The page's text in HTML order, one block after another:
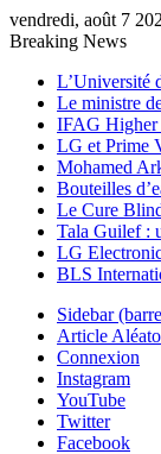
vendredi, août 7
Breaking News
L’Université
Le ministre
IFAG Higher
LG et Prime
Mohamed
Bouteilles
Le Cure
Tala Guilef :
LG
BLS
Sidebar
Article
Connexion
Instagram
YouTube
Twitter
Facebook